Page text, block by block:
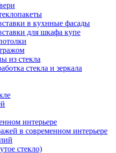
в кухнные фасады
для шкафа купе
из стекла
стекла и зеркала
интерьере
в современном интерьере
стекло)